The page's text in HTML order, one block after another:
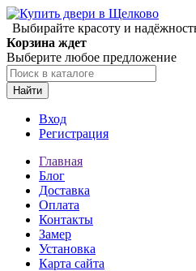
Выбирайте красоту и
Корзина ждет
Выберите любое предложение
Найти
Вход
Регистрация
Главная
Блог
Доставка
Оплата
Контакты
Замер
Установка
Карта сайта